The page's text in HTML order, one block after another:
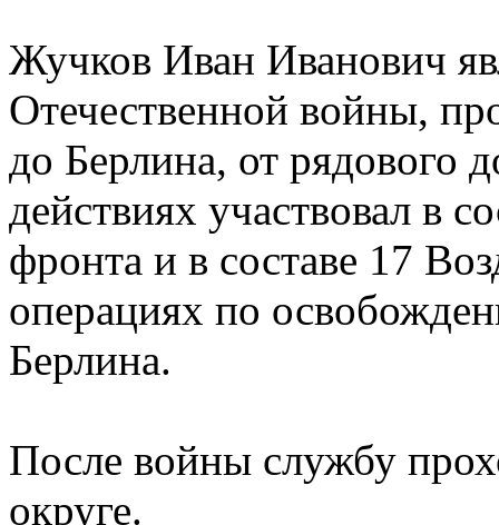
Жучков Иван Иванович
Отечественной войны,
до Берлина, от рядового
действиях участвовал в
фронта и в составе 17
операциях по
Берлина.
После войны службу
округе.